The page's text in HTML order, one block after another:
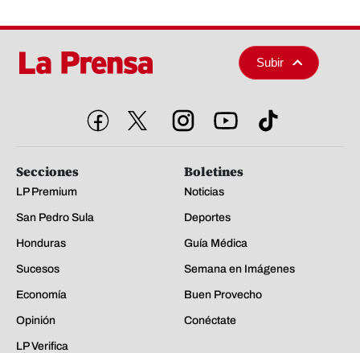
Subir
Secciones
LP Premium
San Pedro Sula
Honduras
Sucesos
Economía
Opinión
LP Verifica
Boletines
Noticias
Deportes
Guía Médica
Semana en Imágenes
Buen Provecho
Conéctate